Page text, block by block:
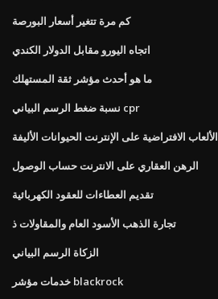
كم مرة تتغير أسعار البورصة
اتجاه اليورو مقابل الدولار الكندي
ما هو أحدث مؤشر ثقة المستهلك
نسبة ضغط الرسم البياني cpr
الألعاب الافتراضية على الإنترنت الحيوانات الأليفة
الرهن العقاري على الانترنت حساب الوصول
تقديم العطاءات للعقود الكهربائية
تجارة الذهب الأسود العام والمقاولات ذ
الزكاة الرسم البياني
خدمات مؤشر blackrock